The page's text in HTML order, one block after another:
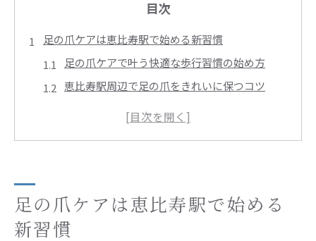
目次
足の爪ケアは恵比寿駅で始める新習慣
足の爪ケアで叶う快適な歩行習慣の始め方
恵比寿駅周辺で足の爪をきれいに保つコツ
足の爪ケアを始めるメリットと継続の秘訣
健康的な足の爪を守るケア方法の選び方
安全な足の爪ケア方法と正しい店舗選びのコツ
足の爪ケアは恵比寿駅で始める
新習慣